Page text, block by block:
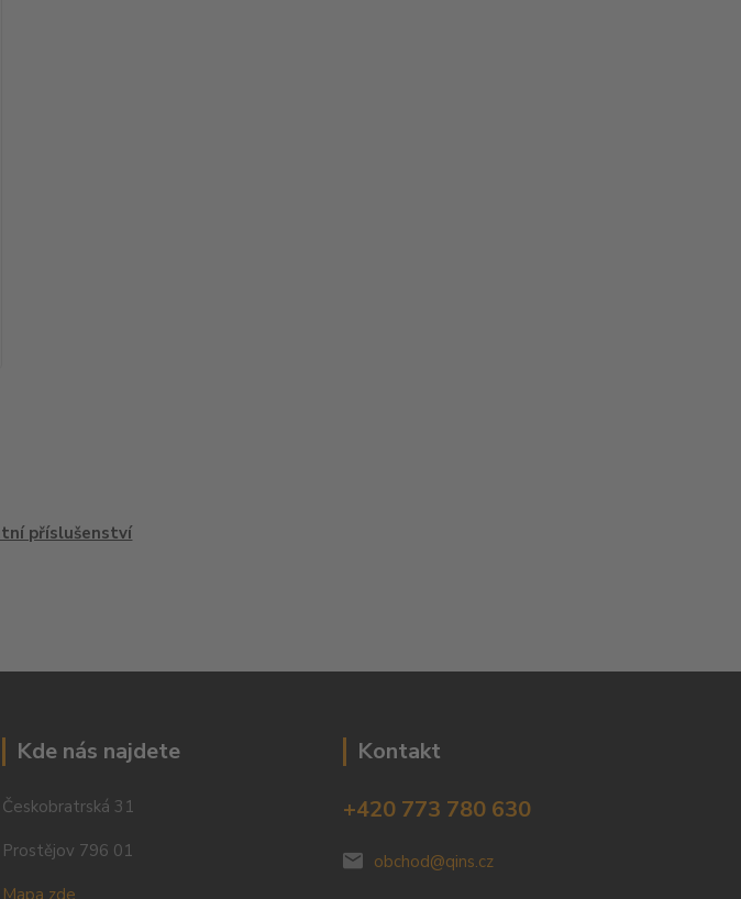
příslušenství
Kde nás najdete
Českobratrská 31
Prostějov 796 01
Mapa zde
Kontakt
+420 773 780 630
obchod@qins.cz